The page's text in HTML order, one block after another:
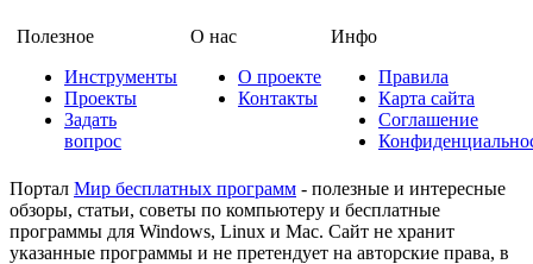
Полезное
Инструменты
Проекты
Задать
вопрос
О нас
О проекте
Контакты
Инфо
Правила
Карта сайта
Соглашение
Портал Мир бесплатных программ - полезные и интересные
обзоры, статьи, советы по компьютеру и бесплатные
программы для Windows, Linux и Mac. Сайт не хранит
указанные программы и не претендует на авторские права, в